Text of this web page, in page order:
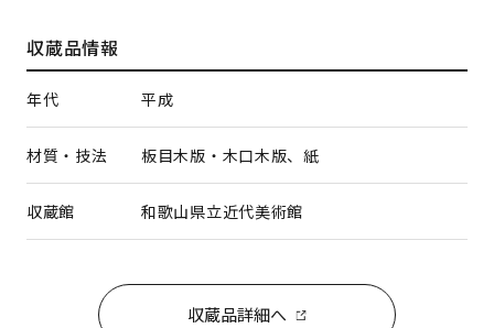
収蔵品情報
年代 平成
材質・技法 板目木版・木口木版、紙
収蔵館 和歌山県立近代美術館
収蔵品詳細へ